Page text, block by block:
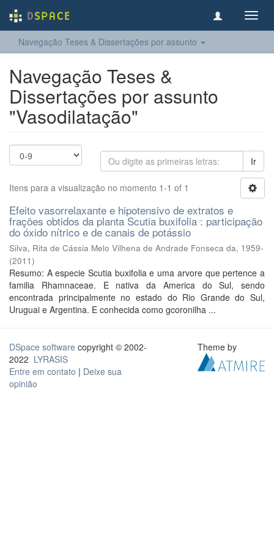
Navegação Teses & Dissertações por assunto
Navegação Teses &
Dissertações por assunto
"Vasodilatação"
Ir
Itens para a visualização no momento 1-1 of 1
Efeito vasorrelaxante e hipotensivo de extratos e
frações obtidos da planta Scutia buxifolia : participação
do óxido nítrico e de canais de potássio
Silva, Rita de Cássia Melo Vilhena de Andrade Fonseca da, 1959-
(2011)
Resumo: A especie Scutia buxifolia e uma arvore que pertence a
familia Rhamnaceae. E nativa da America do Sul, sendo
encontrada principalmente no estado do Rio Grande do Sul,
Uruguai e Argentina. E conhecida como gcoronilha ...
DSpace software copyright © 2002-
2022 LYRASIS
Entre em contato | Deixe sua
opinião
Theme by